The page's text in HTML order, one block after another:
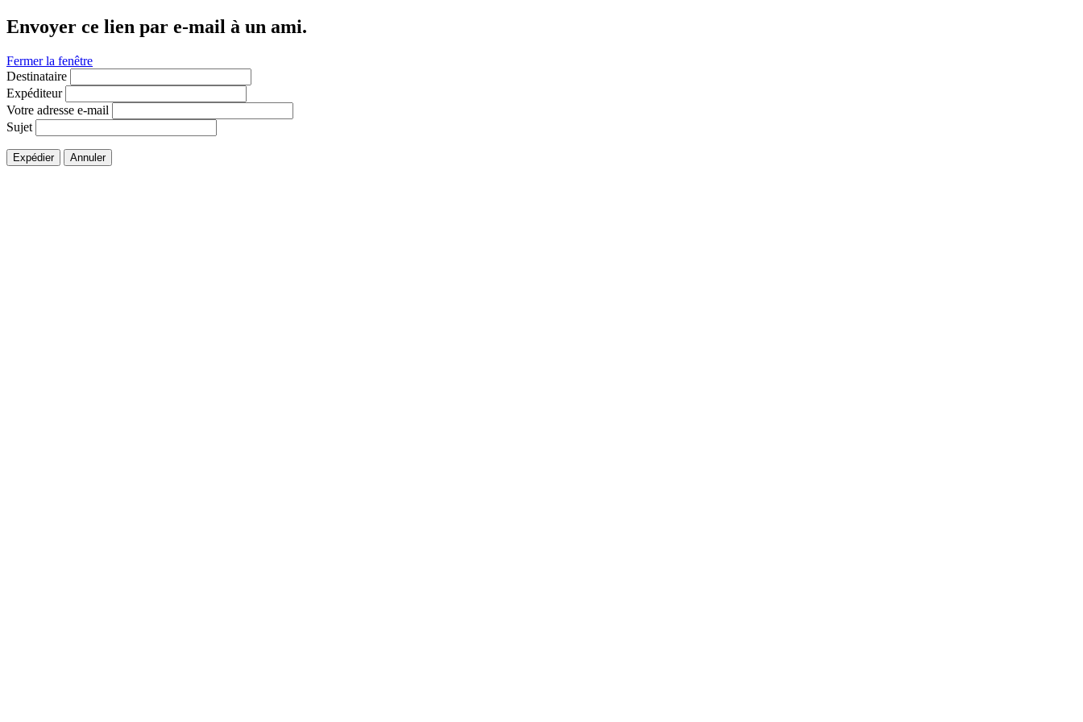
Envoyer ce lien par e-mail à un ami.
Fermer la fenêtre
Destinataire
Expéditeur
Votre adresse e-mail
Sujet
Expédier Annuler